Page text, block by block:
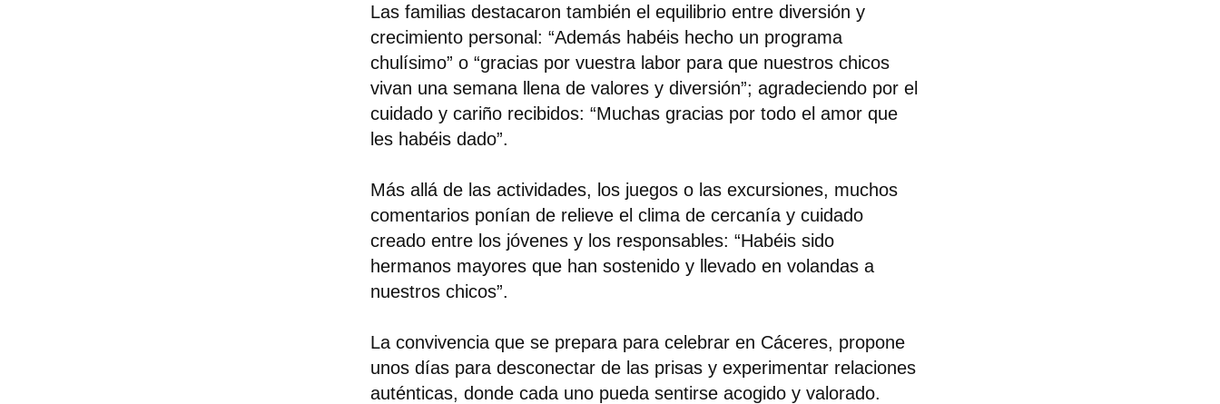
Las familias destacaron también el equilibrio entre diversión y
crecimiento personal: “Además habéis hecho un programa
chulísimo” o “gracias por vuestra labor para que nuestros chicos
vivan una semana llena de valores y diversión”; agradeciendo por el
cuidado y cariño recibidos: “Muchas gracias por todo el amor que
les habéis dado”.
Más allá de las actividades, los juegos o las excursiones, muchos
comentarios ponían de relieve el clima de cercanía y cuidado
creado entre los jóvenes y los responsables: “Habéis sido
hermanos mayores que han sostenido y llevado en volandas a
nuestros chicos”.
La convivencia que se prepara para celebrar en Cáceres, propone
unos días para desconectar de las prisas y experimentar relaciones
auténticas, donde cada uno pueda sentirse acogido y valorado.